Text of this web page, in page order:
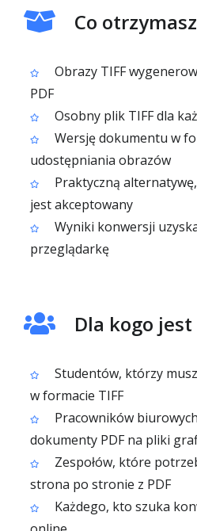
Co
Obrazy TIFF
PDF
Osobny plik TIFF dla
Wersję dokumentu w
udostępniania obrazów
Praktyczną
jest akceptowany
Wyniki konwersji
przeglądarkę
Dla kogo jest
Studentów, którzy
w formacie TIFF
Pracowników
dokumenty PDF na pliki
Zespołów, które
strona po stronie z PDF
Każdego, kto szuka